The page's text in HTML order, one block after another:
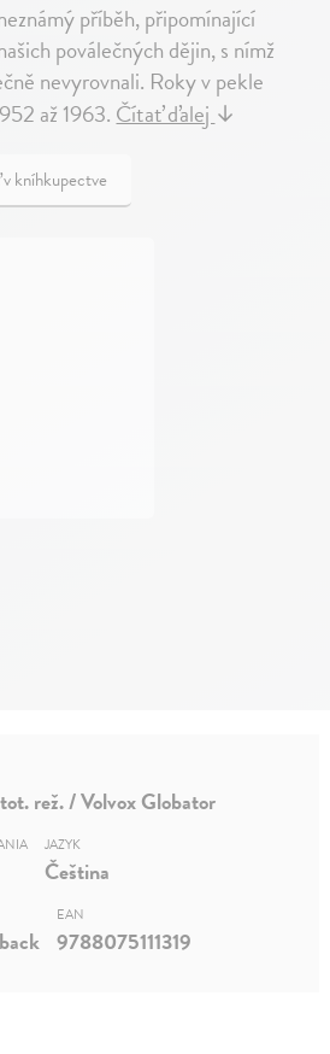
příběh, připomínající
poválečných dějin, s nímž
nevyrovnali. Roky v pekle
až 1963.Čítať ďalej↓
kníhkupectve
rež. / Volvox Globator
JAZYK
Čeština
EAN
9788075111319